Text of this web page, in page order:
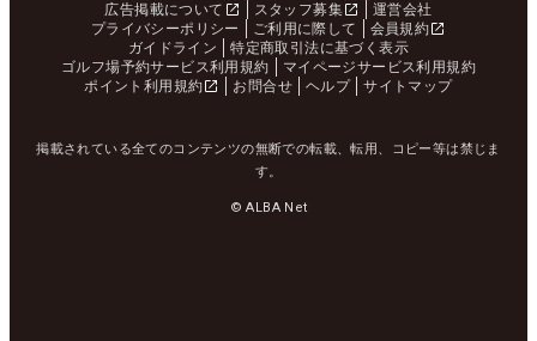
広告掲載について スタッフ募集
運営会社
プライバシーポリシー
ご利用に際して
会員規約
ガイドライン
特定商取引法に基づく表示
ゴルフ場予約サービス利用規約
マイページサービス利用規約
ポイント利用規約
お問合せ ヘルプ サイトマップ
掲載されている全てのコンテンツの無断での転載、転用、コピー等は禁じま
す。
© ALBA Net